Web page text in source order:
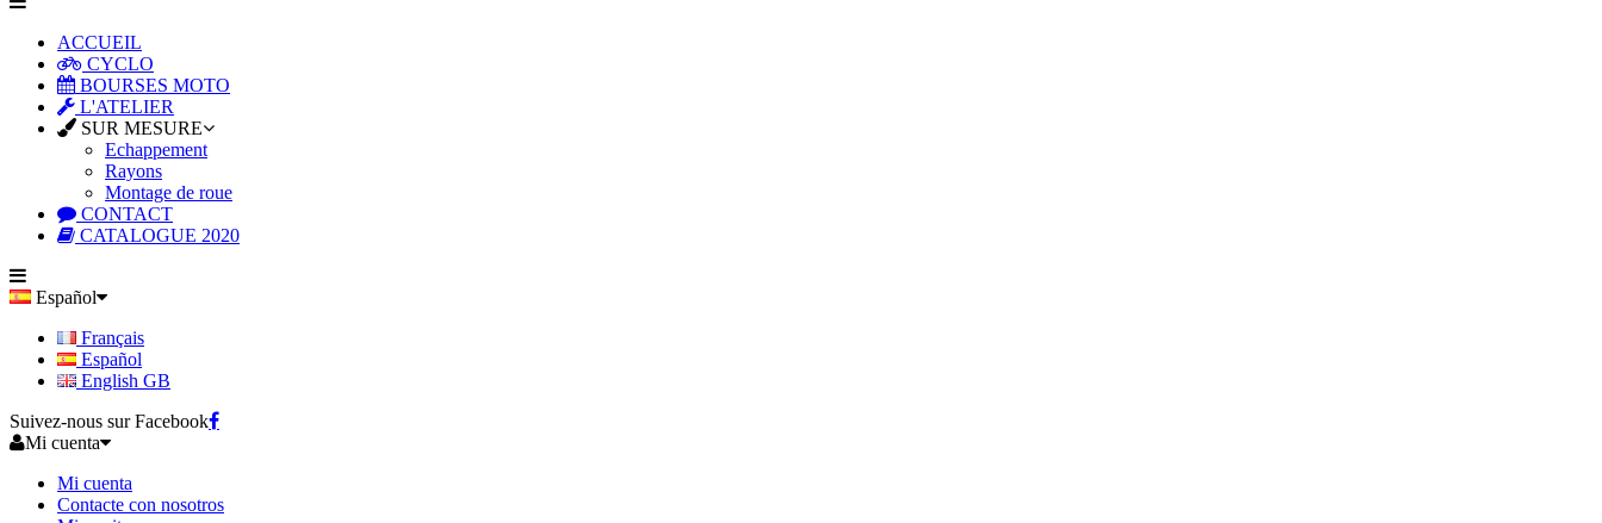
ACCUEIL
CYCLO
BOURSES MOTO
L'ATELIER
SUR MESURE
Echappement
Rayons
Montage de roue
CONTACT
CATALOGUE 2020
Español
Français
Español
English GB
Suivez-nous sur Facebook
Mi cuenta
Mi cuenta
Contacte con nosotros